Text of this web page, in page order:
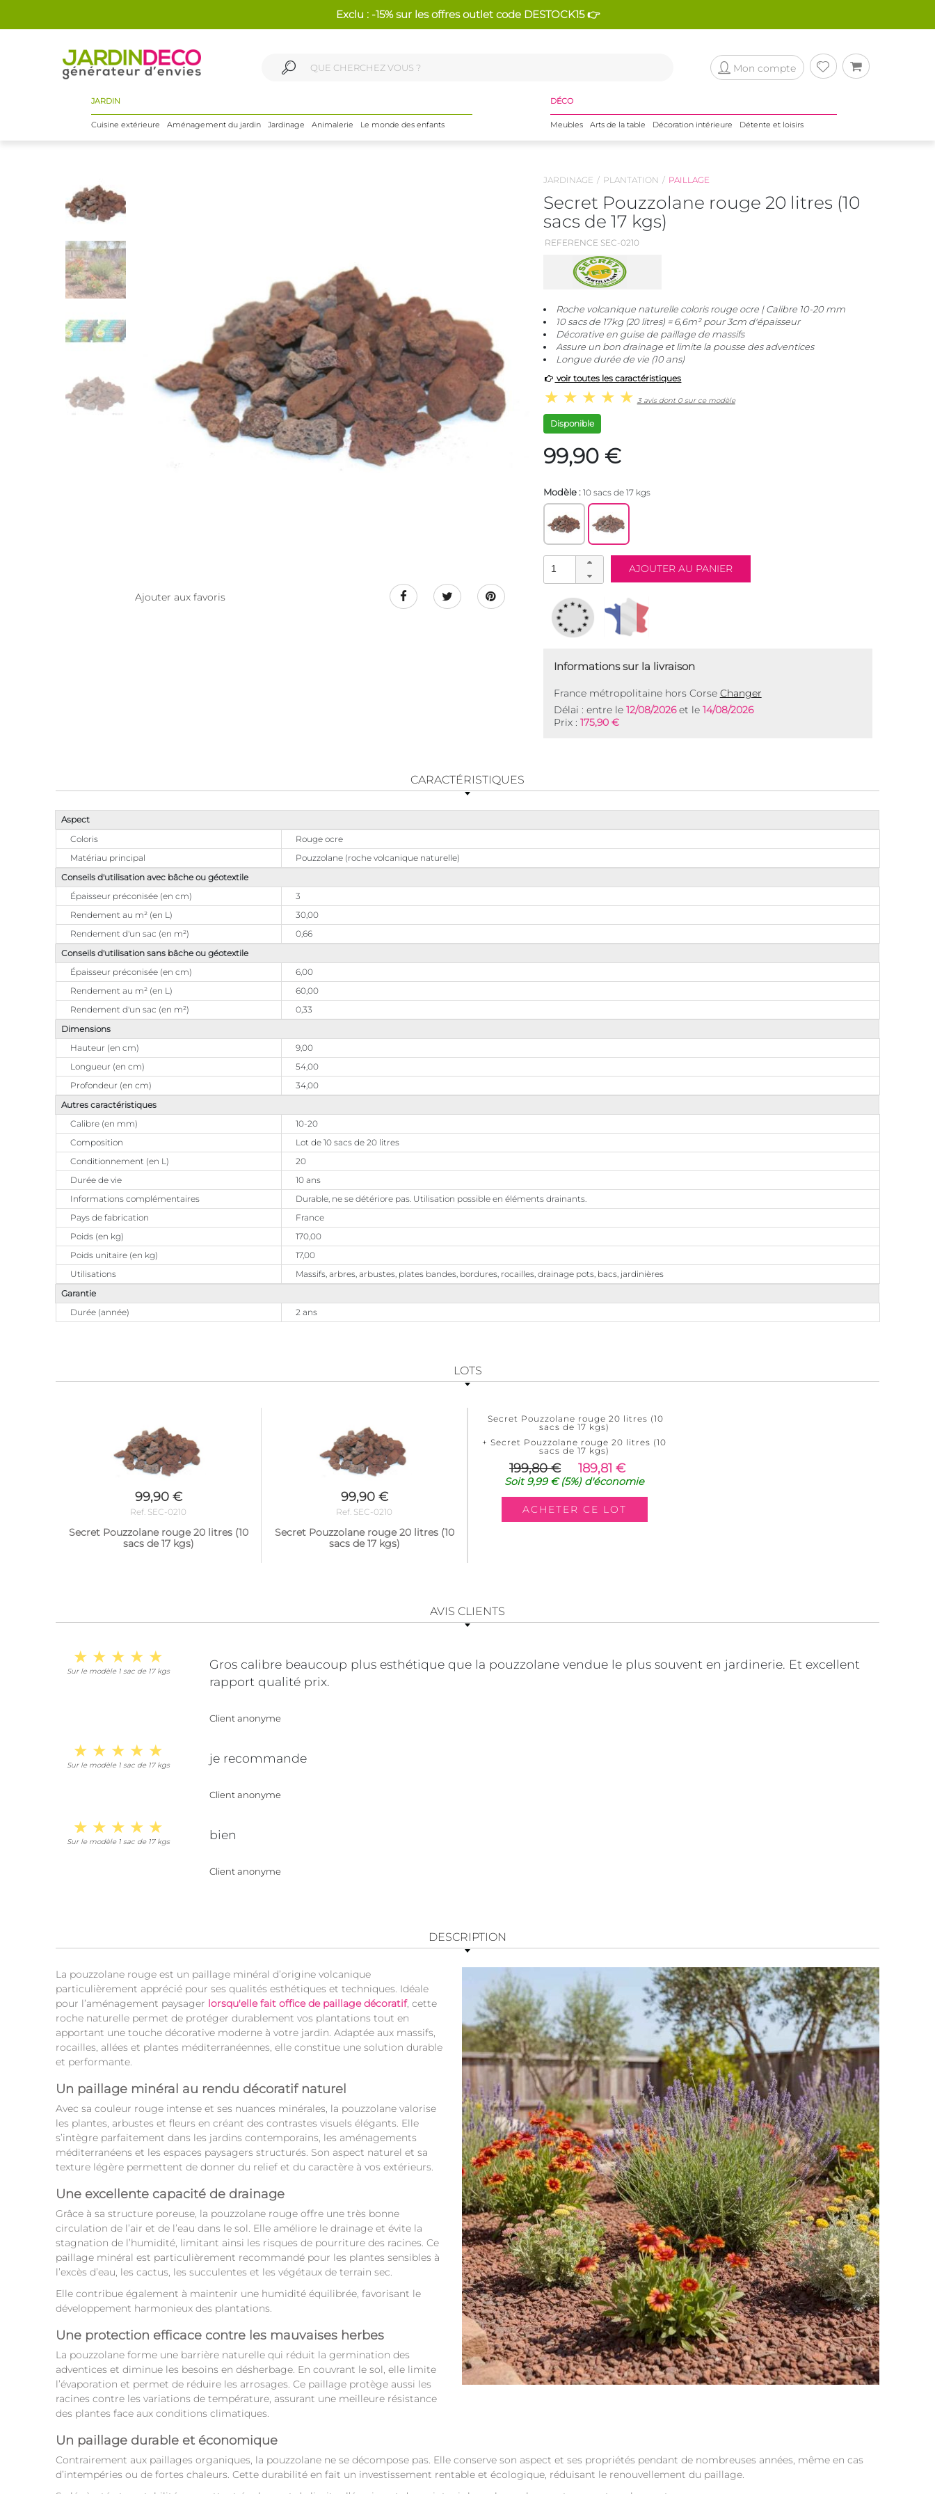
Exclu : -15% sur les offres outlet code DESTOCK15 👉
Mon compte
JARDIN
Cuisine extérieure Aménagement du jardin Jardinage Animalerie Le monde des enfants
DÉCO
Meubles Arts de la table Décoration intérieure Détente et loisirs
Ajouter aux favoris
JARDINAGE PLANTATION PAILLAGE
Secret Pouzzolane rouge 20 litres (10
sacs de 17 kgs)
REFERENCE SEC-0210
Roche volcanique naturelle coloris rouge ocre | Calibre 10-20 mm
10 sacs de 17kg (20 litres) = 6,6m² pour 3cm d'épaisseur
Décorative en guise de paillage de massifs
Assure un bon drainage et limite la pousse des adventices
Longue durée de vie (10 ans)
voir toutes les caractéristiques
3 avis dont 0 sur ce modèle
Disponible
99,90 €
Modèle : 10 sacs de 17 kgs
Informations sur la livraison
France métropolitaine hors Corse Changer
Délai : entre le 12/08/2026et le 14/08/2026
Prix : 175,90 €
CARACTÉRISTIQUES
Aspect
Coloris
Rouge ocre
Matériau principal
Pouzzolane (roche volcanique naturelle)
Conseils d'utilisation avec bâche ou géotextile
Épaisseur préconisée (en cm)
3
Rendement au m² (en L)
30,00
Rendement d'un sac (en m²)
0,66
Conseils d'utilisation sans bâche ou géotextile
Épaisseur préconisée (en cm)
6,00
Rendement au m² (en L)
60,00
Rendement d'un sac (en m²)
0,33
Dimensions
Hauteur (en cm)
9,00
Longueur (en cm)
54,00
Profondeur (en cm)
34,00
Autres caractéristiques
Calibre (en mm)
10-20
Composition
Lot de 10 sacs de 20 litres
Conditionnement (en L)
20
Durée de vie
10 ans
Informations complémentaires
Durable, ne se détériore pas. Utilisation possible en éléments drainants.
Pays de fabrication
France
Poids (en kg)
170,00
Poids unitaire (en kg)
17,00
Utilisations
Massifs, arbres, arbustes, plates bandes, bordures, rocailles, drainage pots, bacs, jardinières
Garantie
Durée (année)
2 ans
LOTS
99,90 €
Ref. SEC-0210
Secret Pouzzolane rouge 20 litres (10
sacs de 17 kgs)
99,90 €
Ref. SEC-0210
Secret Pouzzolane rouge 20 litres (10
sacs de 17 kgs)
Secret Pouzzolane rouge 20 litres (10
sacs de 17 kgs)
+ Secret Pouzzolane rouge 20 litres (10
sacs de 17 kgs)
199,80 € 189,81 €
Soit9,99 €(5%) d'économie
AVIS CLIENTS
Sur le modèle 1 sac de 17 kgs
Gros calibre beaucoup plus esthétique que la pouzzolane vendue le plus souvent en jardinerie. Et excellent
rapport qualité prix.
Client anonyme
Sur le modèle 1 sac de 17 kgs je recommande
Client anonyme
Sur le modèle 1 sac de 17 kgs bien
Client anonyme
DESCRIPTION
La pouzzolane rouge est un paillage minéral d’origine volcanique
particulièrement apprécié pour ses qualités esthétiques et techniques. Idéale
pour l’aménagement paysager lorsqu'elle fait office de paillage décoratif, cette
roche naturelle permet de protéger durablement vos plantations tout en
apportant une touche décorative moderne à votre jardin. Adaptée aux massifs,
rocailles, allées et plantes méditerranéennes, elle constitue une solution durable
et performante.
Un paillage minéral au rendu décoratif naturel
Avec sa couleur rouge intense et ses nuances minérales, la pouzzolane valorise
les plantes, arbustes et fleurs en créant des contrastes visuels élégants. Elle
s’intègre parfaitement dans les jardins contemporains, les aménagements
méditerranéens et les espaces paysagers structurés. Son aspect naturel et sa
texture légère permettent de donner du relief et du caractère à vos extérieurs.
Une excellente capacité de drainage
Grâce à sa structure poreuse, la pouzzolane rouge offre une très bonne
circulation de l’air et de l’eau dans le sol. Elle améliore le drainage et évite la
stagnation de l’humidité, limitant ainsi les risques de pourriture des racines. Ce
paillage minéral est particulièrement recommandé pour les plantes sensibles à
l’excès d’eau, les cactus, les succulentes et les végétaux de terrain sec.
Elle contribue également à maintenir une humidité équilibrée, favorisant le
développement harmonieux des plantations.
Une protection efficace contre les mauvaises herbes
La pouzzolane forme une barrière naturelle qui réduit la germination des
adventices et diminue les besoins en désherbage. En couvrant le sol, elle limite
l’évaporation et permet de réduire les arrosages. Ce paillage protège aussi les
racines contre les variations de température, assurant une meilleure résistance
des plantes face aux conditions climatiques.
Un paillage durable et économique
Contrairement aux paillages organiques, la pouzzolane ne se décompose pas. Elle conserve son aspect et ses propriétés pendant de nombreuses années, même en cas
d’intempéries ou de fortes chaleurs. Cette durabilité en fait un investissement rentable et écologique, réduisant le renouvellement du paillage.